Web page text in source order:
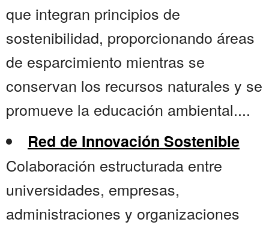
que integran principios de
sostenibilidad, proporcionando áreas
de esparcimiento mientras se
conservan los recursos naturales y se
promueve la educación ambiental....
Red de Innovación Sostenible
Colaboración estructurada entre
universidades, empresas,
administraciones y organizaciones